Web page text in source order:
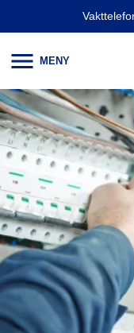
Åpne og lukke meny